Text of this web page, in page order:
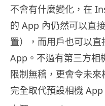
不會有什麼變化，在
的 App 內仍然可以直
置），而用戶也可以
App。不過有第三方相
限制無稽，更會令未
完全取代預設相機 App